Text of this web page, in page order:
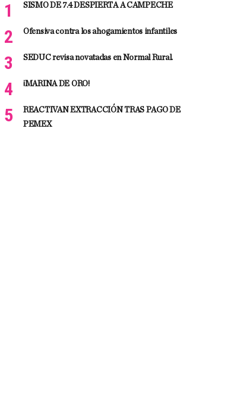
SISMO DE 7.4 DESPIERTA A CAMPECHE
Ofensiva contra los ahogamientos infantiles
SEDUC revisa novatadas en Normal Rural.
¡MARINA DE ORO!
REACTIVAN EXTRACCIÓN TRAS PAGO DE
PEMEX